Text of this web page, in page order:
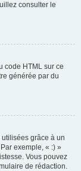
consulter le
code HTML sur ce
générée par du
grâce à un
exemple, « :) »
Vous pouvez
de rédaction.